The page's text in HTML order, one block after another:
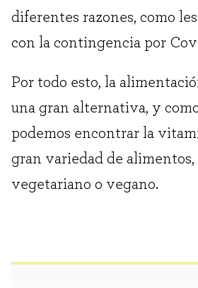
diferentes razones, como
con la contingencia por
Por todo esto, la
una gran alternativa, y
podemos encontrar la
gran variedad de alimentos,
vegetariano o vegano.